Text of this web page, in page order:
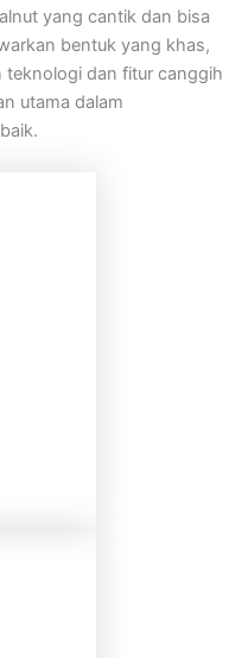
yang cantik dan bisa
bentuk yang khas,
teknologi dan fitur canggih
utama dalam